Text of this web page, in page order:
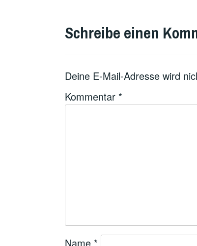
Schreibe einen
Deine E-Mail-Adresse wird
Kommentar *
Name *